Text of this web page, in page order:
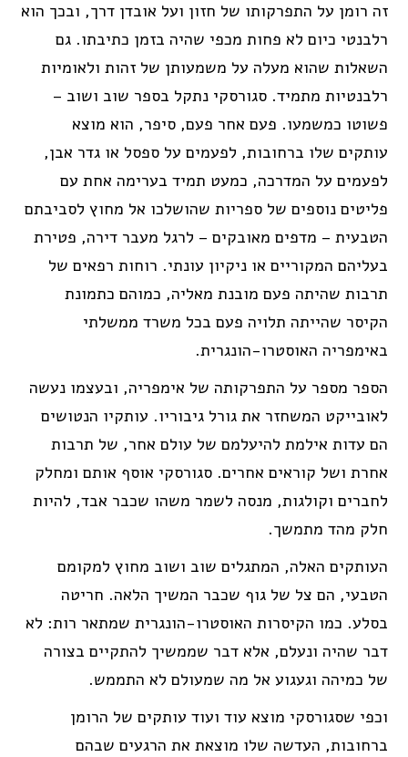
זה רומן על התפרקותו של חזון ועל אובדן דרך, ובכך הוא
רלבנטי כיום לא פחות מכפי שהיה בזמן כתיבתו. גם
השאלות שהוא מעלה על משמעותן של זהות ולאומיות
רלבנטיות מתמיד. סגורסקי נתקל בספר שוב ושוב –
פשוטו כמשמעו. פעם אחר פעם, סיפר, הוא מוצא
עותקים שלו ברחובות, לפעמים על ספסל או גדר אבן,
לפעמים על המדרכה, כמעט תמיד בערימה אחת עם
פליטים נוספים של ספריות שהושלכו אל מחוץ לסביבתם
הטבעית – מדפים מאובקים – לרגל מעבר דירה, פטירת
בעליהם המקוריים או ניקיון עונתי. רוחות רפאים של
תרבות שהיתה פעם מובנת מאליה, כמוהם כתמונת
הקיסר שהייתה תלויה פעם בכל משרד ממשלתי
באימפריה האוסטרו-הונגרית.
הספר מספר על התפרקותה של אימפריה, ובעצמו נעשה
לאובייקט המשחזר את גורל גיבוריו. עותקיו הנטושים
הם עדות אילמת להיעלמם של עולם אחר, של תרבות
אחרת ושל קוראים אחרים. סגורסקי אוסף אותם ומחלק
לחברים וקולגות, מנסה לשמר משהו שכבר אבד, להיות
חלק מהד מתמשך.
העותקים האלה, המתגלים שוב ושוב מחוץ למקומם
הטבעי, הם צל של גוף שכבר המשיך הלאה. חריטה
בסלע. כמו הקיסרות האוסטרו-הונגרית שמתאר רות: לא
דבר שהיה ונעלם, אלא דבר שממשיך להתקיים בצורה
של כמיהה וגעגוע אל מה שמעולם לא התממש.
וכפי שסגורסקי מוצא עוד ועוד עותקים של הרומן
ברחובות, העדשה שלו מוצאת את הרגעים שבהם